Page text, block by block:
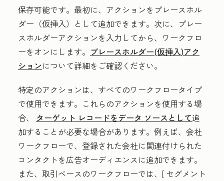
保存可能です。最初に、アクションをプレースホル
ダー（仮挿入）として追加できます。次に、プレー
スホルダーアクションを入力してから、ワークフロ
ーをオンにします。 プレースホルダー(仮挿入)アク
ション について詳細をご確認ください。
特定のアクションは、すべてのワークフロータイプ
で使用できます。これらのアクションを使用する場
合、 ターゲット レコードをデータ ソースとして追
加することが必要な場合があります。例えば、会社
ワークフローで、登録された会社に関連付けられた
コンタクトを広告オーディエンスに追加できます。
また、取引ベースのワークフローでは、[ セグメント